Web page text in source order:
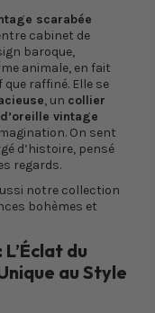
scarabée
cabinet de
baroque,
animale, en fait
raffiné. Elle se
, un collier
vintage
On sent
d’histoire, pensé
regards.
notre collection
bohèmes et
du
au Style